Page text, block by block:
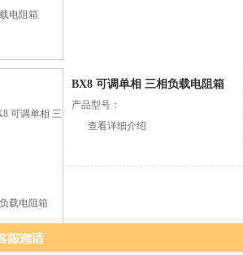
BX8 可调单相 三相负载电阻箱
产品型号：
查看详细介绍